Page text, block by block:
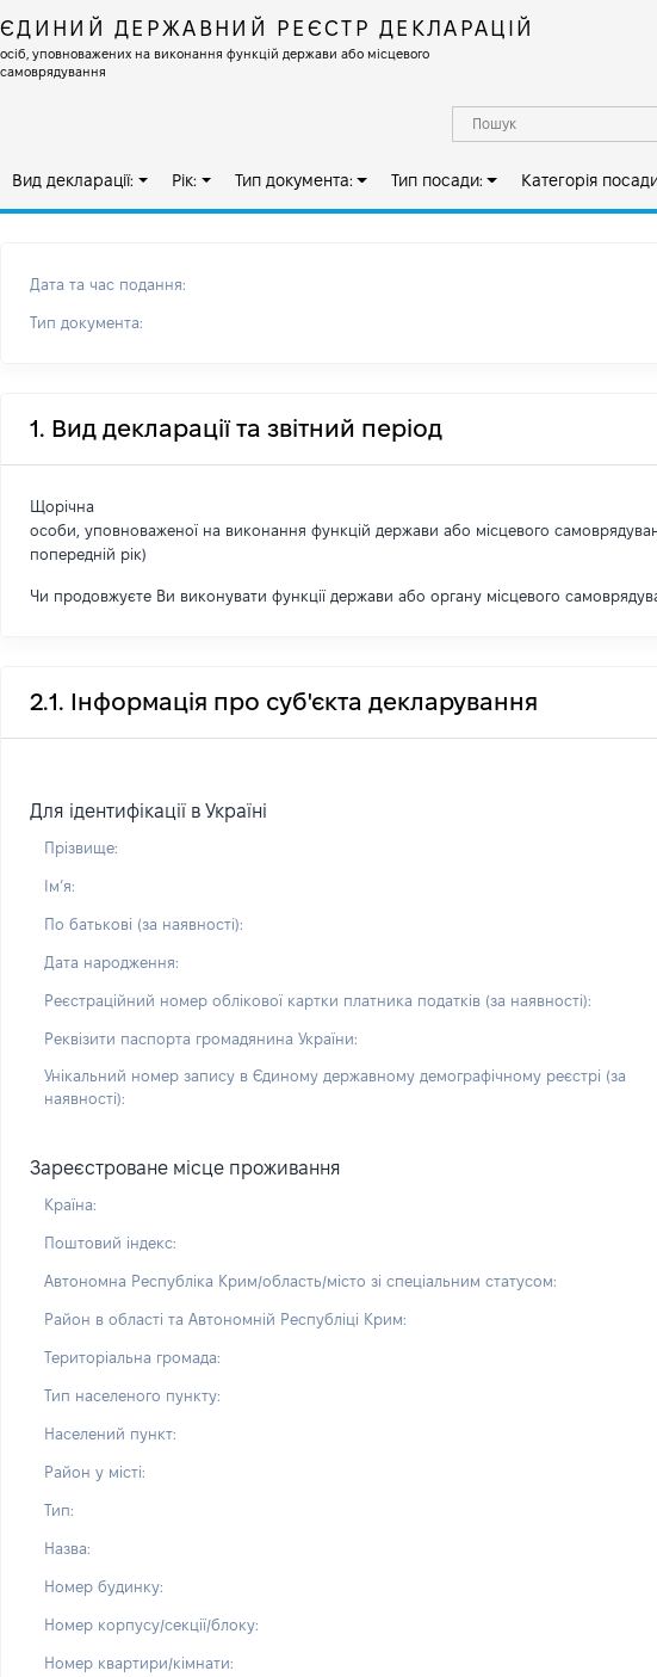
ЄДИНИЙ ДЕРЖАВНИЙ РЕЄСТР ДЕКЛАРАЦІЙ
осіб, уповноважених на виконання функцій держави або місцевого
самоврядування
Вид декларації: Рік: Тип документа: Тип посади: Категорія
Дата та час подання:
Тип документа:
1. Вид декларації та звітний період
Щорічна
особи, уповноваженої на виконання функцій держави або місцевого
попередній рік)
Чи продовжуєте Ви виконувати функції держави або органу місцевого
2.1. Інформація про суб'єкта декларування
Для ідентифікації в Україні
Прізвище:
Імʼя:
По батькові (за наявності):
Дата народження:
Реєстраційний номер облікової картки платника податків (за наявності):
Реквізити паспорта громадянина України:
Унікальний номер запису в Єдиному державному демографічному реєстрі (за
наявності):
Зареєстроване місце проживання
Країна:
Поштовий індекс:
Автономна Республіка Крим/область/місто зі спеціальним статусом:
Район в області та Автономній Республіці Крим:
Територіальна громада:
Тип населеного пункту:
Населений пункт:
Район у місті:
Тип:
Назва:
Номер будинку:
Номер корпусу/секції/блоку:
Номер квартири/кімнати: